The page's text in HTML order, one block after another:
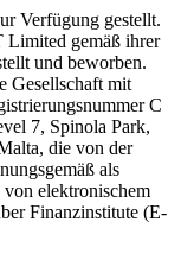
Verfügung gestellt.
gemäß ihrer
und beworben.
Gesellschaft mit
C
7, Spinola Park,
die von der
als
elektronischem
Finanzinstitute (E-